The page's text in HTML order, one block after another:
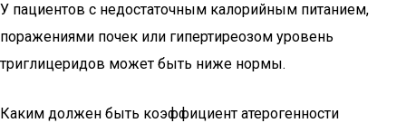
У пациентов с недостаточным калорийным питанием,
поражениями почек или гипертиреозом уровень
триглицеридов может быть ниже нормы.
Каким должен быть коэффициент атерогенности